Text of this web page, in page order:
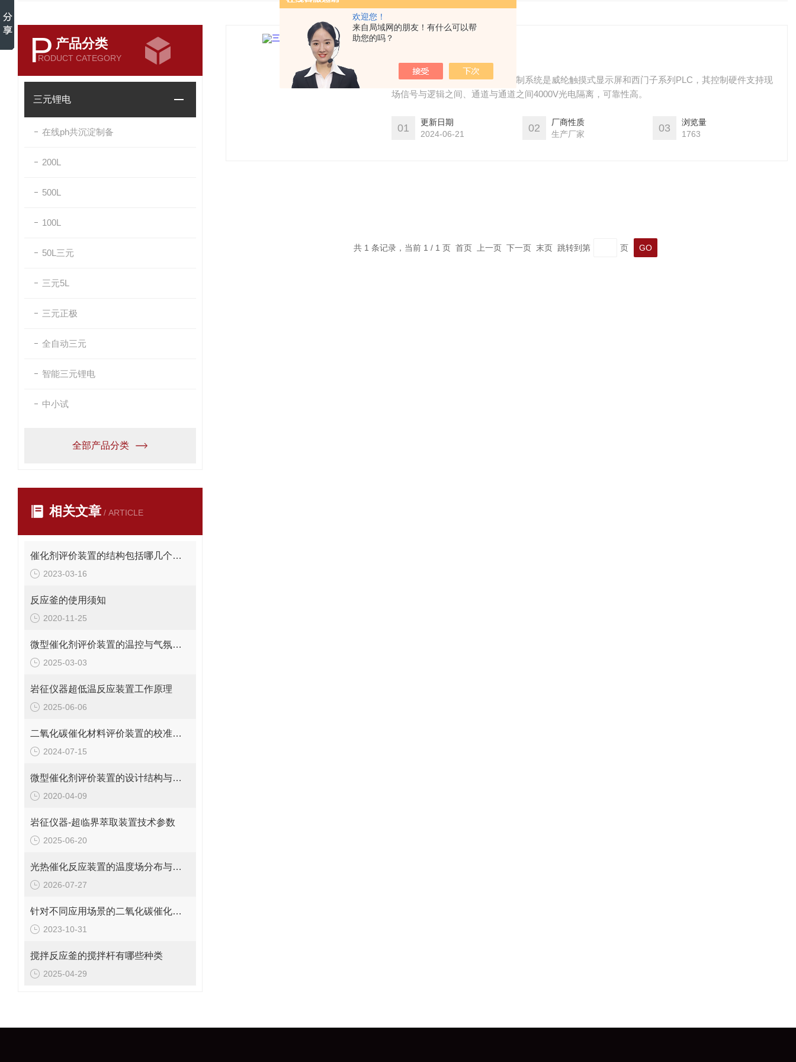
欢迎您！
来自局域网的朋友！有什么可以帮
助您的吗？
P 产品分类
RODUCT CATEGORY
三元锂电
在线ph共沉淀制备
200L
500L
100L
50L三元
三元5L
三元正极
全自动三元
智能三元锂电
中小试
全部产品分类
相关文章 / ARTICLE
催化剂评价装置的结构包括哪几个部分？
2023-03-16
反应釜的使用须知
2020-11-25
微型催化剂评价装置的温控与气氛控制技术说明
2025-03-03
岩征仪器超低温反应装置工作原理
2025-06-06
二氧化碳催化材料评价装置的校准与维护方法
2024-07-15
微型催化剂评价装置的设计结构与特点原来是这样的
2020-04-09
岩征仪器-超临界萃取装置技术参数
2025-06-20
光热催化反应装置的温度场分布与均匀性调控
2026-07-27
针对不同应用场景的二氧化碳催化材料评价装置研发与优化
2023-10-31
搅拌反应釜的搅拌杆有哪些种类
2025-04-29
三元正极材料非标设备采用的控制系统是威纶触摸式显示屏和西门子系列PLC，其控制硬件支持现
场信号与逻辑之间、通道与通道之间4000V光电隔离，可靠性高。
01
更新日期
2024-06-21
02
厂商性质
生产厂家
03
浏览量
1763
共 1 条记录，当前 1 / 1 页 首页 上一页 下一页 末页 跳转到第 页